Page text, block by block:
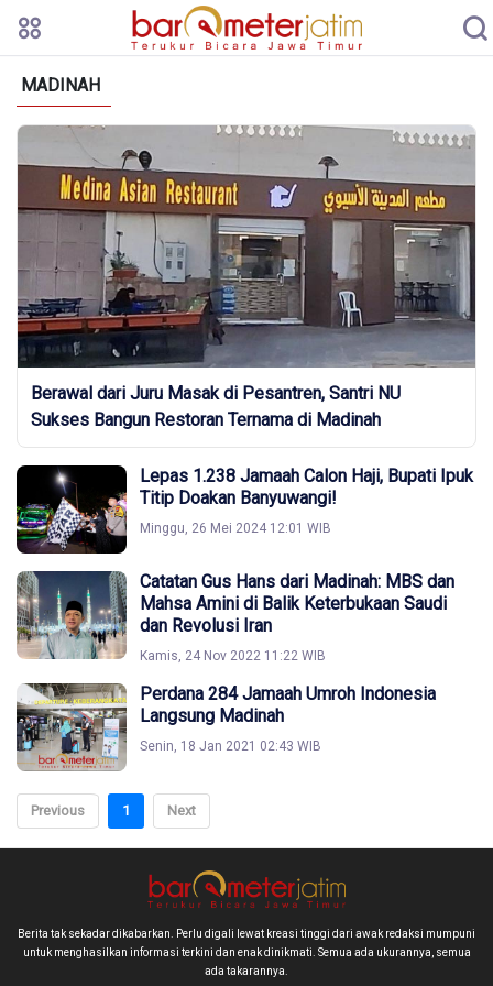
MADINAH
Berawal dari Juru Masak di Pesantren, Santri NU
Sukses Bangun Restoran Ternama di Madinah
Lepas 1.238 Jamaah Calon Haji, Bupati Ipuk
Titip Doakan Banyuwangi!
Minggu, 26 Mei 2024 12:01 WIB
Catatan Gus Hans dari Madinah: MBS dan
Mahsa Amini di Balik Keterbukaan Saudi
dan Revolusi Iran
Kamis, 24 Nov 2022 11:22 WIB
Perdana 284 Jamaah Umroh Indonesia
Langsung Madinah
Senin, 18 Jan 2021 02:43 WIB
Previous 1 Next
Berita tak sekadar dikabarkan. Perlu digali lewat kreasi tinggi dari awak redaksi mumpuni
untuk menghasilkan informasi terkini dan enak dinikmati. Semua ada ukurannya, semua
ada takarannya.